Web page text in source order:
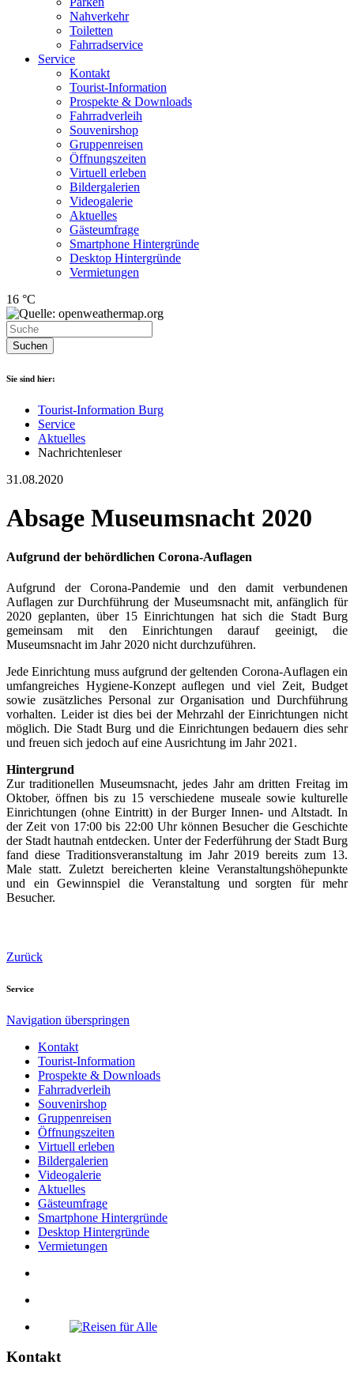
Nahverkehr
Toiletten
Fahrradservice
Service
Kontakt
Tourist-Information
Prospekte & Downloads
Fahrradverleih
Souvenirshop
Gruppenreisen
Öffnungszeiten
Virtuell erleben
Bildergalerien
Videogalerie
Aktuelles
Gästeumfrage
Smartphone Hintergründe
Desktop Hintergründe
Vermietungen
16 °C
Suchen
Sie sind hier:
Tourist-Information Burg
Service
Aktuelles
Nachrichtenleser
31.08.2020
Absage Museumsnacht 2020
Aufgrund der behördlichen Corona-Auflagen
Aufgrund der Corona-Pandemie und den damit verbundenen
Auflagen zur Durchführung der Museumsnacht mit, anfänglich für
2020 geplanten, über 15 Einrichtungen hat sich die Stadt Burg
gemeinsam mit den Einrichtungen darauf geeinigt, die
Museumsnacht im Jahr 2020 nicht durchzuführen.
Jede Einrichtung muss aufgrund der geltenden Corona-Auflagen ein
umfangreiches Hygiene-Konzept auflegen und viel Zeit, Budget
sowie zusätzliches Personal zur Organisation und Durchführung
vorhalten. Leider ist dies bei der Mehrzahl der Einrichtungen nicht
möglich. Die Stadt Burg und die Einrichtungen bedauern dies sehr
und freuen sich jedoch auf eine Ausrichtung im Jahr 2021.
Hintergrund
Zur traditionellen Museumsnacht, jedes Jahr am dritten Freitag im
Oktober, öffnen bis zu 15 verschiedene museale sowie kulturelle
Einrichtungen (ohne Eintritt) in der Burger Innen- und Altstadt. In
der Zeit von 17:00 bis 22:00 Uhr können Besucher die Geschichte
der Stadt hautnah entdecken. Unter der Federführung der Stadt Burg
fand diese Traditionsveranstaltung im Jahr 2019 bereits zum 13.
Male statt. Zuletzt bereicherten kleine Veranstaltungshöhepunkte
und ein Gewinnspiel die Veranstaltung und sorgten für mehr
Besucher.
Zurück
Service
Navigation überspringen
Kontakt
Tourist-Information
Prospekte & Downloads
Fahrradverleih
Souvenirshop
Gruppenreisen
Öffnungszeiten
Virtuell erleben
Bildergalerien
Videogalerie
Aktuelles
Gästeumfrage
Smartphone Hintergründe
Desktop Hintergründe
Vermietungen
Kontakt